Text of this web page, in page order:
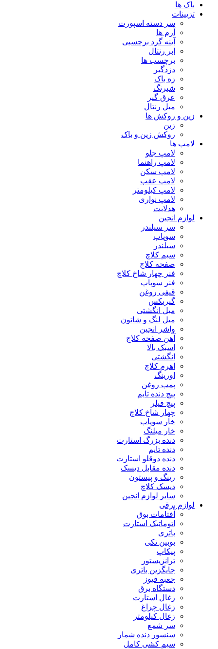
باک ها
تزیینات
سر دسته اسپورت
آرم ها
آینه گرد برچسبی
ابر رنتال
برچسب ها
دزدگیر
زه باک
شبرنگ
عرق گیر
میل رنتال
زین و روکش ها
زین
روکش زین و باک
لامپ ها
لامپ جلو
لامپ راهنما
لامپ سکن
لامپ عقب
لامپ کیلومتر
لامپ نواری
هدلایت
لوازم انجین
سر سیلندر
سوپاپ
سیلندر
سیم کلاچ
صفحه کلاچ
فنر چهار شاخ کلاچ
فنر سوپاپ
قیفی روغن
گیربکس
میل انگشتی
میل لنگ و شاتون
واشر انجین
آهن صفحه کلاچ
اسبک بالا
انگشتی
اهرم کلاچ
اورینگ
پمپ روغن
پیچ دنده تایم
پیچ فیلر
چهار شاخ کلاچ
خار سوپاپ
خار میلنگ
دنده بزرگ استارت
دنده تایم
دنده دوقلو استارت
دنده مقابل دیسک
رینگ و پیستون
دیسک کلاچ
سایر لوازم انجین
لوازم برقی
آفتامات بوق
اتوماتیک استارت
باتری
بوبین تکی
پیکاپ
ترانزیستور
جایگزین باتری
جعبه فیوز
دستگاه برق
زغال استارت
زغال چراغ
زغال کیلومتر
سر شمع
سنسور دنده شمار
سیم کشی کامل